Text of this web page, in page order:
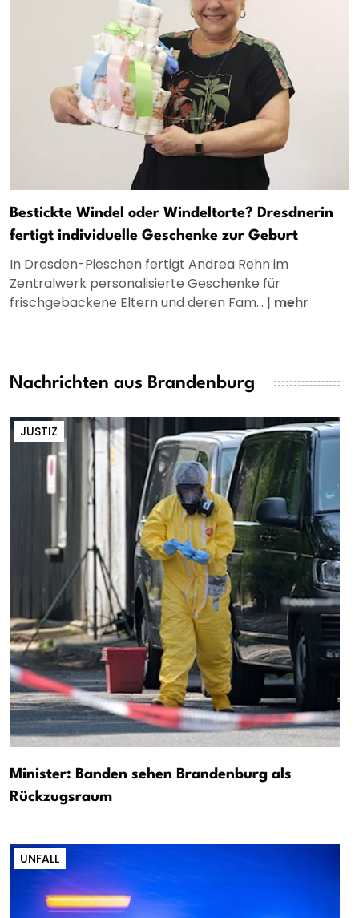
Bestickte Windel oder Windeltorte? Dresdnerin
fertigt individuelle Geschenke zur Geburt
In Dresden-Pieschen fertigt Andrea Rehn im
Zentralwerk personalisierte Geschenke für
frischgebackene Eltern und deren Fam... | mehr
Nachrichten aus Brandenburg
JUSTIZ
Minister: Banden sehen Brandenburg als
Rückzugsraum
UNFALL